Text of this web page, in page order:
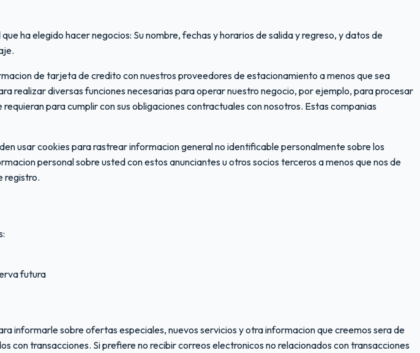
ha elegido hacer negocios: Su nombre, fechas y horarios de salida y regreso, y datos de
de tarjeta de credito con nuestros proveedores de estacionamiento a menos que sea
realizar diversas funciones necesarias para operar nuestro negocio, por ejemplo, para procesar
para cumplir con sus obligaciones contractuales con nosotros. Estas companias
usar cookies para rastrear informacion general no identificable personalmente sobre los
personal sobre usted con estos anunciantes u otros socios terceros a menos que nos de
registro.
futura
informarle sobre ofertas especiales, nuevos servicios y otra informacion que creemos sera de
con transacciones. Si prefiere no recibir correos electronicos no relacionados con transacciones